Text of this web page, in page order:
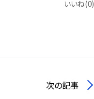
いいね(0)
次の記事